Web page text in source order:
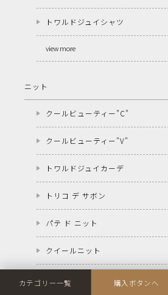
トワルドジュイシャツ
view more
ニット
クールビューティー"C"
クールビューティー"V"
トワルドジュイカーデ
トリコ デ サボン
パテ ド ニット
クイールニット
カテゴリー一覧 購入ボタンへ